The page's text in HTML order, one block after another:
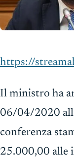
https://
Il ministro ha
06/04/2020
conferenza
25.000,00 alle